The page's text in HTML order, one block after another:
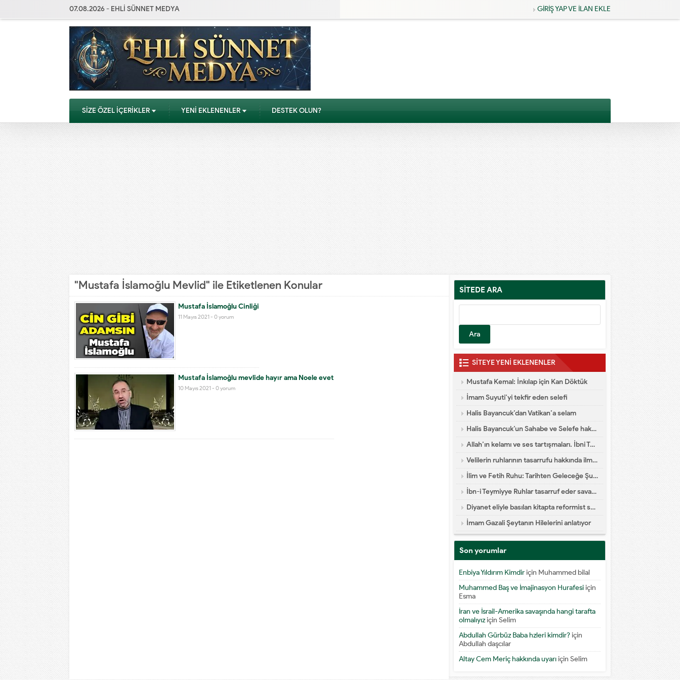
07.08.2026 - EHLİ SÜNNET MEDYA GİRİŞ YAP VE İLAN EKLE
SİZE ÖZEL İÇERİKLER YENİ EKLENENLER DESTEK OLUN?
"Mustafa İslamoğlu Mevlid" ile Etiketlenen Konular
Mustafa İslamoğlu Cinliği
11 Mayıs 2021 - 0 yorum
Mustafa İslamoğlu mevlide hayır ama Noele evet
10 Mayıs 2021 - 0 yorum
SİTEDE ARA
SİTEYE YENİ EKLENENLER
Mustafa Kemal: İnkılap için Kan Döktük
İmam Suyuti’yi tekfir eden selefi
Halis Bayancuk’dan Vatikan’a selam
Halis Bayancuk’un Sahabe ve Selefe hakareti
Allah’ın kelamı ve ses tartışmaları. İbni Teymiyye dalaleti
Velilerin ruhlarının tasarrufu hakkında ilmi yazı
İlim ve Fetih Ruhu: Tarihten Geleceğe Şuur Köprüsü
İbn-i Teymiyye Ruhlar tasarruf eder savaşa katılır diyor
Diyanet eliyle basılan kitapta reformist skandal
İmam Gazali Şeytanın Hilelerini anlatıyor
Son yorumlar
Enbiya Yıldırım Kimdiriçin Muhammed bilal
Muhammed Baş ve İmajinasyon Hurafesiiçin
Esma
İran ve İsrail-Amerika savaşında hangi tarafta
olmalıyıziçin Selim
Abdullah Gürbüz Baba hzleri kimdir?için
Abdullah daşcılar
Altay Cem Meriç hakkında uyarıiçin Selim